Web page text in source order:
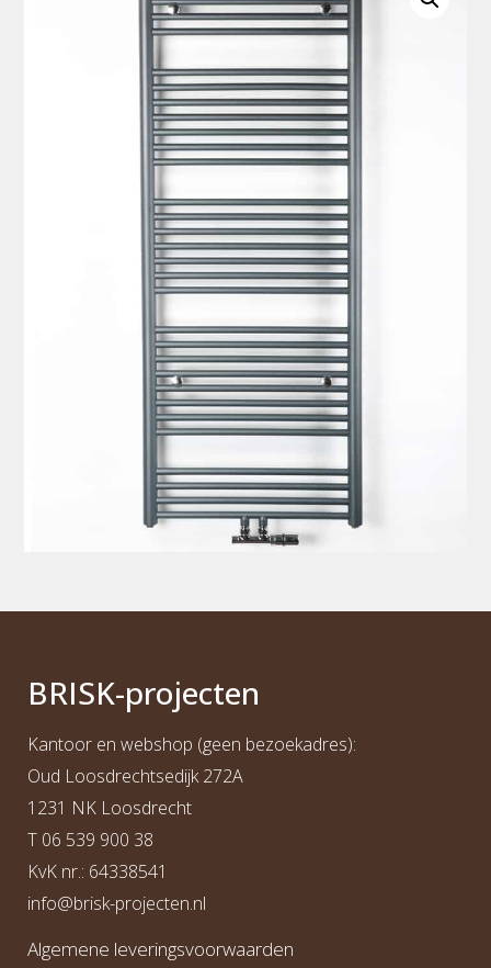
BRISK-projecten
Kantoor en webshop (geen bezoekadres):
Oud Loosdrechtsedijk 272A
1231 NK Loosdrecht
T 06 539 900 38
KvK nr.: 64338541
info@brisk-projecten.nl
Algemene leveringsvoorwaarden